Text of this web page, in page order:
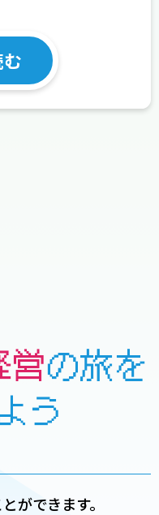
営の旅を
う
ができます。